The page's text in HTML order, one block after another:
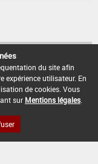
du site afin
expérience utilisateur. En
de cookies. Vous
sur Mentions légales